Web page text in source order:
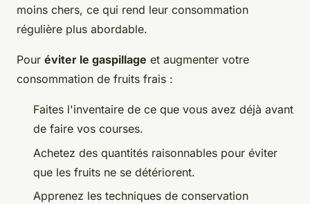
moins chers, ce qui rend leur consommation
régulière plus abordable.
Pour éviter le gaspillage et augmenter votre
consommation de fruits frais :
Faites l'inventaire de ce que vous avez déjà avant
de faire vos courses.
Achetez des quantités raisonnables pour éviter
que les fruits ne se détériorent.
Apprenez les techniques de conservation